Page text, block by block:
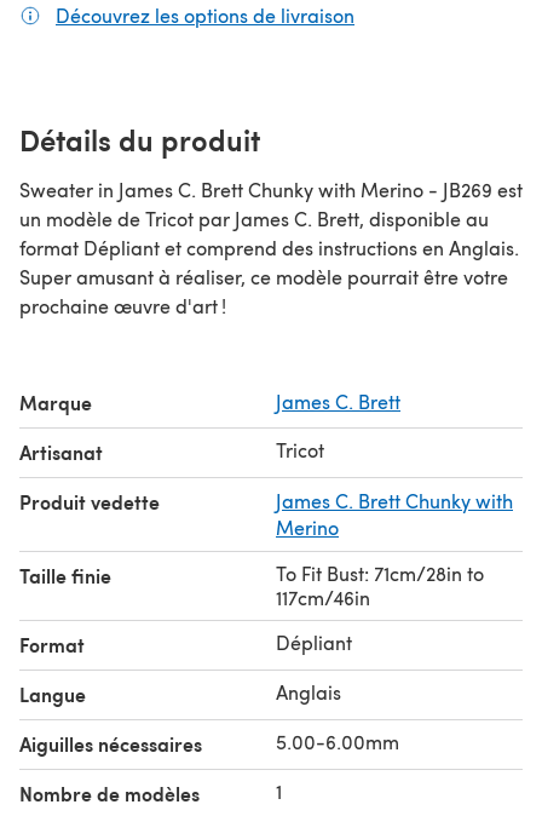
Découvrez les options de livraison
Détails du produit
Sweater in James C. Brett Chunky with Merino - JB269 est
un modèle de Tricot par James C. Brett, disponible au
format Dépliant et comprend des instructions en Anglais.
Super amusant à réaliser, ce modèle pourrait être votre
prochaine œuvre d'art !
Marque James C. Brett
Artisanat Tricot
Produit vedette
James C. Brett Chunky with
Merino
Taille finie
To Fit Bust: 71cm/28in to
117cm/46in
Format Dépliant
Langue Anglais
Aiguilles nécessaires 5.00-6.00mm
Nombre de modèles 1